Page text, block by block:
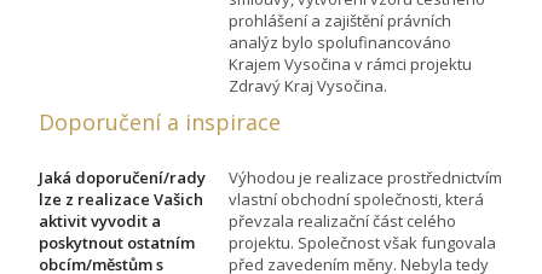
prohlášení a zajištění právních
analýz bylo spolufinancováno
Krajem Vysočina v rámci projektu
Zdravý Kraj Vysočina.
Doporučení a inspirace
Jaká doporučení/rady
lze z realizace Vašich
aktivit vyvodit a
poskytnout ostatním
obcím/městům s
Výhodou je realizace prostřednictvím
vlastní obchodní společnosti, která
převzala realizační část celého
projektu. Společnost však fungovala
před zavedením měny. Nebyla tedy